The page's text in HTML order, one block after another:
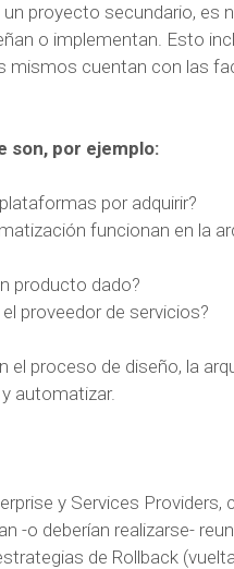
proyecto secundario, es
o implementan. Esto
mismos cuentan con las
son, por ejemplo:
por adquirir?
funcionan en la
producto dado?
proveedor de servicios?
el proceso de diseño, la
automatizar.
y Services Providers,
-o deberían realizarse-
de Rollback